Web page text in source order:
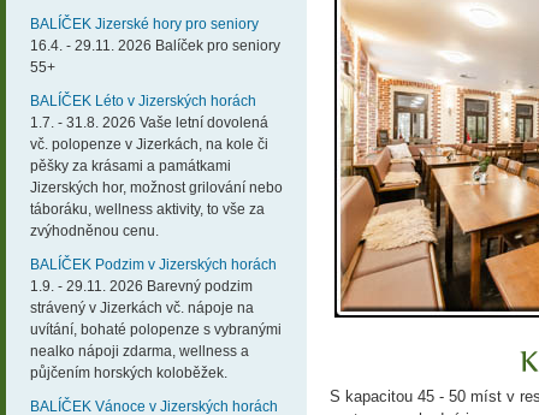
BALÍČEK Jizerské hory pro seniory
16.4. - 29.11. 2026 Balíček pro seniory
55+
BALÍČEK Léto v Jizerských horách
1.7. - 31.8. 2026 Vaše letní dovolená
vč. polopenze v Jizerkách, na kole či
pěšky za krásami a památkami
Jizerských hor, možnost grilování nebo
táboráku, wellness aktivity, to vše za
zvýhodněnou cenu.
BALÍČEK Podzim v Jizerských horách
1.9. - 29.11. 2026 Barevný podzim
strávený v Jizerkách vč. nápoje na
uvítání, bohaté polopenze s vybranými
nealko nápoji zdarma, wellness a
půjčením horských koloběžek.
BALÍČEK Vánoce v Jizerských horách
S kapacitou 45 - 50 míst v